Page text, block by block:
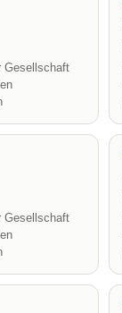
Gesellschaft
Gesellschaft